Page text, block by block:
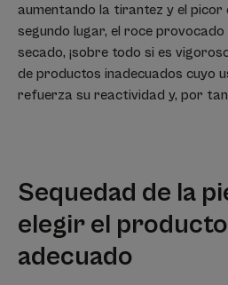
aumentando la tirantez y el picor
segundo lugar, el roce
secado, ¡sobre todo si es
de productos inadecuados cuyo
refuerza su reactividad y, por
Sequedad de la
elegir el
adecuado